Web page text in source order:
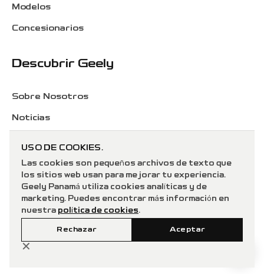
Modelos
Concesionarios
Descubrir Geely
Sobre Nosotros
Noticias
USO DE COOKIES.
Las cookies son pequeños archivos de texto que
los sitios web usan para mejorar tu experiencia.
Geely Panamá utiliza cookies analíticas y de
marketing. Puedes encontrar más información en
nuestra política de cookies.
Rechazar Aceptar
✕